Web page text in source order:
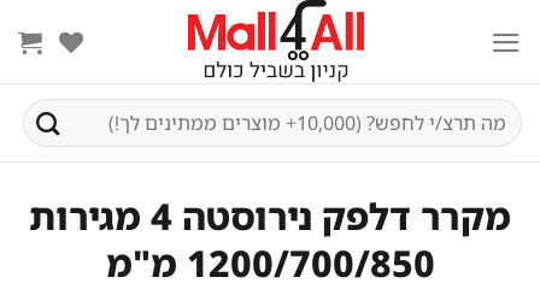
content
חיפוש
עבור:
מקרר דלפק נירוסטה 4 מגירות
1200/700/850 מ"מ